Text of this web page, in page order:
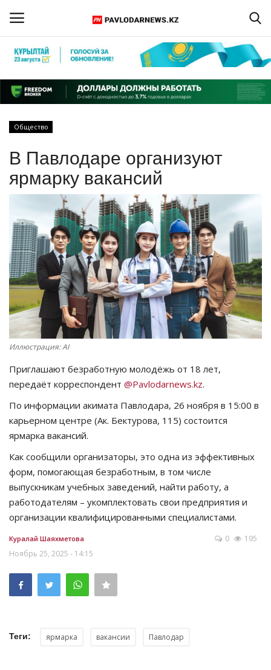
Регистрация
Главная
ПАВЛОДАРСКАЯ ОБЛАСТЬ
КАЗАХСТАН
МИР
СПЕЦПРОЕКТЫ
СПОРТ
Чек-лист
РАЗВЛЕЧЕНИЯ
OFFICIAL
Курултай
Қазақша Русский
Общество
В Павлодаре организуют
ярмарку вакансий
Иллюстрация: AI
Приглашают безработную молодёжь от 18 лет,
передаёт корреспондент @Pavlodarnews.kz.
По информации акимата Павлодара, 26 ноября в 15:00 в
карьерном центре (Ак. Бектурова, 115) состоится
ярмарка вакансий.
Как сообщили организаторы, это одна из эффективных
форм, помогающая безработным, в том числе
выпускникам учебных заведений, найти работу, а
работодателям – укомплектовать свои предприятия и
организации квалифицированными специалистами.
Куралай Шаяхметова
Ноябрь 25, 2025 - 14:15
0 195
Теги: ярмарка вакансии Павлодар